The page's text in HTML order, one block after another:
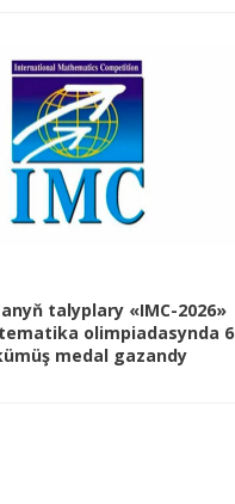
talyplary «IMC-2026»
olimpiadasynda 6
medal gazandy